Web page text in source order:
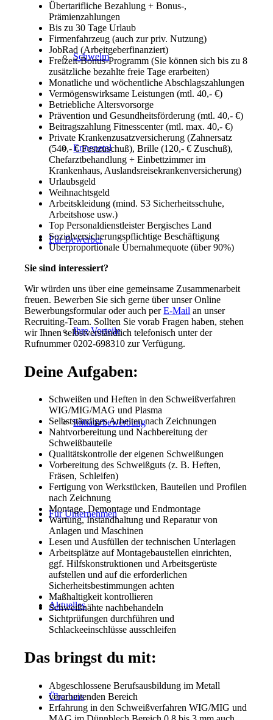
Schwelm
Ennepetal
Für Bewerber
Ihre Vorteile
Initiativbewerbung
Für Unternehmen
Aktuelles
Über uns
Übertarifliche Bezahlung + Bonus-,
Prämienzahlungen
Bis zu 30 Tage Urlaub
Firmenfahrzeug (auch zur priv. Nutzung)
JobRad (Arbeitgeberfinanziert)
Freizeit-Bonus-Programm (Sie können sich bis zu 8
zusätzliche bezahlte freie Tage erarbeiten)
Monatliche und wöchentliche Abschlagszahlungen
Vermögenswirksame Leistungen (mtl. 40,- €)
Betriebliche Altersvorsorge
Prävention und Gesundheitsförderung (mtl. 40,- €)
Beitragszahlung Fitnesscenter (mtl. max. 40,- €)
Private Krankenzusatzversicherung (Zahnersatz
(540,- € Festzuschuß), Brille (120,- € Zuschuß),
Chefarztbehandlung + Einbettzimmer im
Krankenhaus, Auslandsreisekrankenversicherung)
Urlaubsgeld
Weihnachtsgeld
Arbeitskleidung (mind. S3 Sicherheitsschuhe,
Arbeitshose usw.)
Top Personaldienstleister Bergisches Land
Sozialversicherungspflichtige Beschäftigung
Überproportionale Übernahmequote (über 90%)
Sie sind interessiert?
Wir würden uns über eine gemeinsame Zusammenarbeit
freuen. Bewerben Sie sich gerne über unser Online
Bewerbungsformular oder auch perE-Mail an unser
Recruiting-Team. Sollten Sie vorab Fragen haben, stehen
wir Ihnen selbstverständlich telefonisch unter der
Rufnummer 0202-698310 zur Verfügung.
Deine Aufgaben:
Schweißen und Heften in den Schweißverfahren
WIG/MIG/MAG und Plasma
Selbstständiges Arbeiten nach Zeichnungen
Nahtvorbereitung und Nachbereitung der
Schweißbauteile
Qualitätskontrolle der eigenen Schweißungen
Vorbereitung des Schweißguts (z. B. Heften,
Fräsen, Schleifen)
Fertigung von Werkstücken, Bauteilen und Profilen
nach Zeichnung
Montage, Demontage und Endmontage
Wartung, Instandhaltung und Reparatur von
Anlagen und Maschinen
Lesen und Ausfüllen der technischen Unterlagen
Arbeitsplätze auf Montagebaustellen einrichten,
ggf. Hilfskonstruktionen und Arbeitsgerüste
aufstellen und auf die erforderlichen
Sicherheitsbestimmungen achten
Maßhaltigkeit kontrollieren
Schweißnähte nachbehandeln
Sichtprüfungen durchführen und
Schlackeeinschlüsse ausschleifen
Das bringst du mit:
Abgeschlossene Berufsausbildung im Metall
verarbeitenden Bereich
Erfahrung in den Schweißverfahren WIG/MIG und